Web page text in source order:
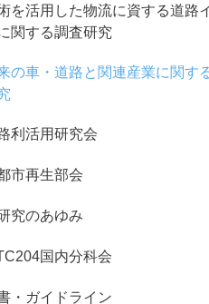
を活用した物流に資する道路
関する調査研究
の車・道路と関連産業に関す
利活用研究会
市再生部会
究のあゆみ
国内分科会
・ガイドライン